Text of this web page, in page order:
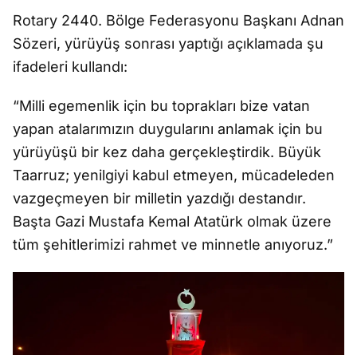
Rotary 2440. Bölge Federasyonu Başkanı Adnan
Sözeri, yürüyüş sonrası yaptığı açıklamada şu
ifadeleri kullandı:
“Milli egemenlik için bu toprakları bize vatan
yapan atalarımızın duygularını anlamak için bu
yürüyüşü bir kez daha gerçekleştirdik. Büyük
Taarruz; yenilgiyi kabul etmeyen, mücadeleden
vazgeçmeyen bir milletin yazdığı destandır.
Başta Gazi Mustafa Kemal Atatürk olmak üzere
tüm şehitlerimizi rahmet ve minnetle anıyoruz.”